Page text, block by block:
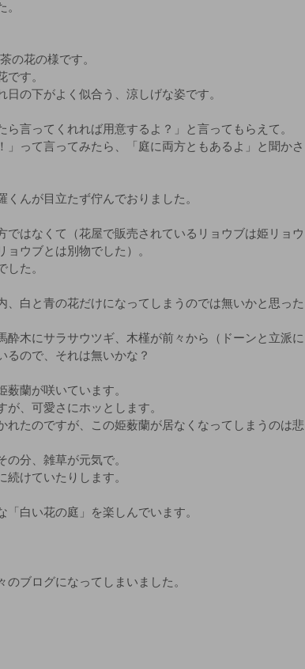
の花の様です。
す。
の下がよく似合う、涼しげな姿です。
言ってくれれば用意するよ？」と言ってもらえて。
」って言ってみたら、「庭に両方ともあるよ」と聞かさ
んが目立たず佇んでおりました。
はなくて（花屋で販売されているリョウブは姫リョウ
ウブとは別物でした）。
た。
、白と青の花だけになってしまうのでは無いかと思った
酔木にサラサウツギ、木槿が前々から（ドーンと立派に
るので、それは無いかな？
蘭が咲いています。
、可愛さにホッとします。
れたのですが、この姫薮蘭が居なくなってしまうのは悲
分、雑草が元気で。
けていたりします。
白い花の庭」を楽しんでいます。
ブログになってしまいました。